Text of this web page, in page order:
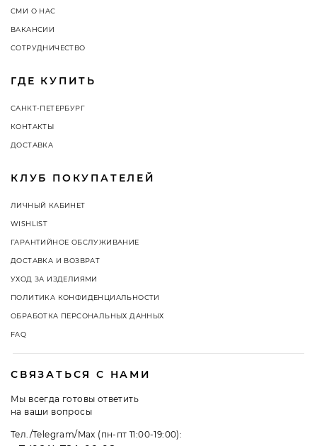
СМИ О НАС
ВАКАНСИИ
СОТРУДНИЧЕСТВО
ГДЕ КУПИТЬ
САНКТ-ПЕТЕРБУРГ
КОНТАКТЫ
ДОСТАВКА
КЛУБ ПОКУПАТЕЛЕЙ
ЛИЧНЫЙ КАБИНЕТ
WISHLIST
ГАРАНТИЙНОЕ ОБСЛУЖИВАНИЕ
ДОСТАВКА И ВОЗВРАТ
УХОД ЗА ИЗДЕЛИЯМИ
ПОЛИТИКА КОНФИДЕНЦИАЛЬНОСТИ
ОБРАБОТКА ПЕРСОНАЛЬНЫХ ДАННЫХ
FAQ
СВЯЗАТЬСЯ С НАМИ
Мы всегда готовы ответить
на ваши вопросы
Тел./Telegram/Max (пн-пт 11:00-19:00):